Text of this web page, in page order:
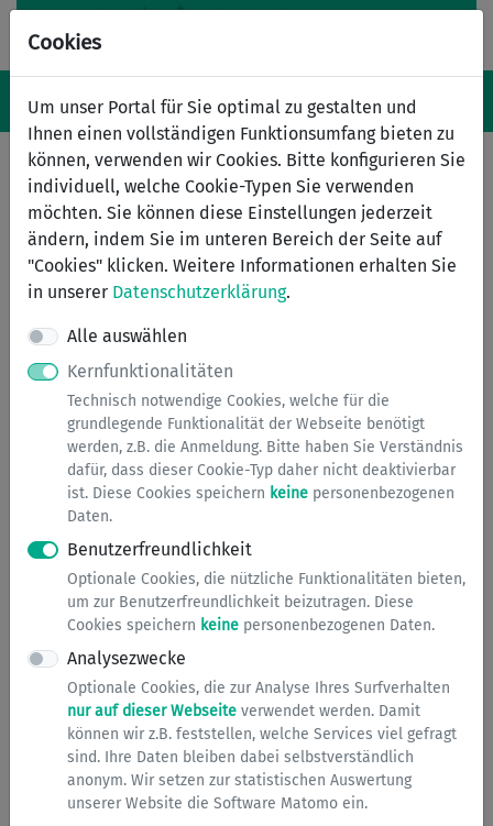
Cookies
Um unser Portal für Sie optimal zu gestalten und
Ihnen einen vollständigen Funktionsumfang bieten zu
können, verwenden wir Cookies. Bitte konfigurieren Sie
individuell, welche Cookie-Typen Sie verwenden
möchten. Sie können diese Einstellungen jederzeit
ändern, indem Sie im unteren Bereich der Seite auf
"Cookies" klicken. Weitere Informationen erhalten Sie
in unserer Datenschutzerklärung.
Alle auswählen
Kernfunktionalitäten
Technisch notwendige Cookies, welche für die
grundlegende Funktionalität der Webseite benötigt
werden, z.B. die Anmeldung. Bitte haben Sie Verständnis
dafür, dass dieser Cookie-Typ daher nicht deaktivierbar
ist. Diese Cookies speichern keine personenbezogenen
Daten.
Benutzerfreundlichkeit
Optionale Cookies, die nützliche Funktionalitäten bieten,
um zur Benutzerfreundlichkeit beizutragen. Diese
Cookies speichern keine personenbezogenen Daten.
Analysezwecke
Optionale Cookies, die zur Analyse Ihres Surfverhalten
nur auf dieser Webseite verwendet werden. Damit
können wir z.B. feststellen, welche Services viel gefragt
sind. Ihre Daten bleiben dabei selbstverständlich
anonym. Wir setzen zur statistischen Auswertung
unserer Website die Software Matomo ein.
Navigation ein-/ausblenden
Menü
Zweitwohnungsteuer bei
Nebenwohnungssitz
Zweitwohnungsteuer beim
Nebenwohnsitz
Informationen zur Zweitwohnungsteuer
Zum 01.01.2013 hat der Rat der Stadt Bergisch Gladbach
die Einführung einer Zweitwohnungsteuer in Bergisch
Gladbach beschlossen.
Zweitwohnungsteuer zahlen die Personen, die in Bergisch
Gladbach eine Zweitwohnung
Nebenwohnung im Sinne des Meldegesetzes für das Land
Nordrhein-Westfalen nutzen.Keinezu besteuernde
Zweitwohnung liegt vor, wenn das „Innehaben“ der
Zweitwohnung nicht gegeben ist, d.h. im
Erhebungszeitraum die tatsächliche Verfügungsgewalt
über die Wohnung fehlt (s. unter Formulare Erklärung zur
Zweitwohnungsteuer - Punkt Steuerpflicht Buchstabe b
und c).
Eine Steuerpflicht besteht, auch wenn der Hauptwohnsitz